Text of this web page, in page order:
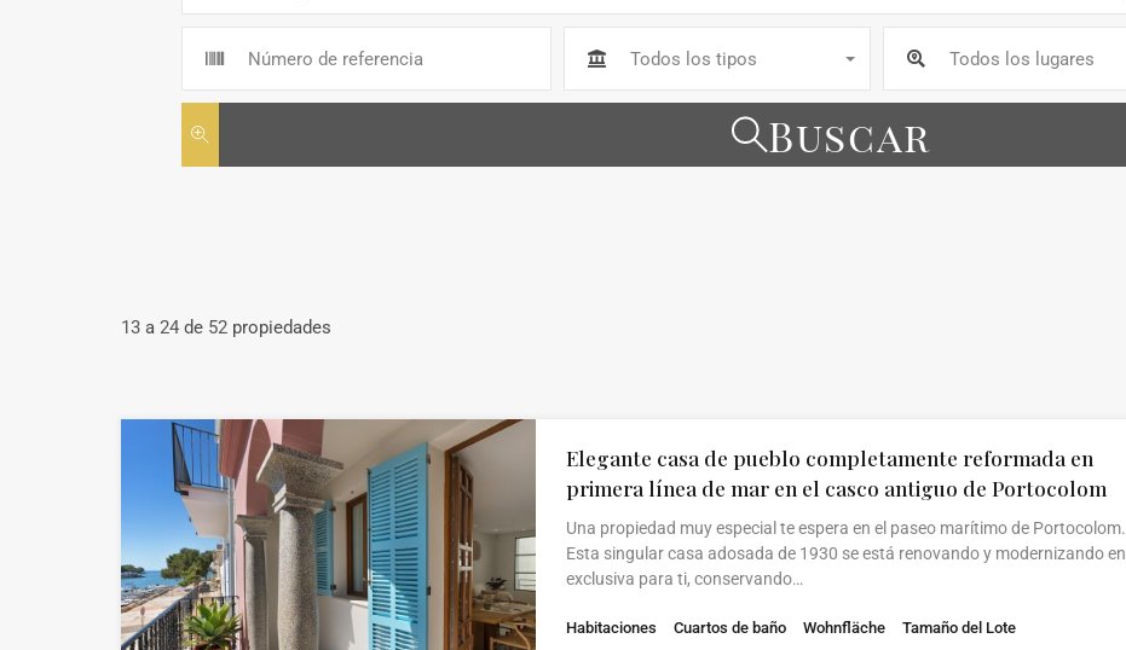
Todos los tipos Todos los lugares
Buscar
13 a 24 de 52 propiedades
Elegante casa de pueblo completamente reformada en
primera línea de mar en el casco antiguo de Portocolom
Una propiedad muy especial te espera en el paseo marítimo de Portocolom.
Esta singular casa adosada de 1930 se está renovando y modernizando en
exclusiva para ti, conservando…
Habitaciones
Cuartos de baño
Wohnfläche
Tamaño del Lote